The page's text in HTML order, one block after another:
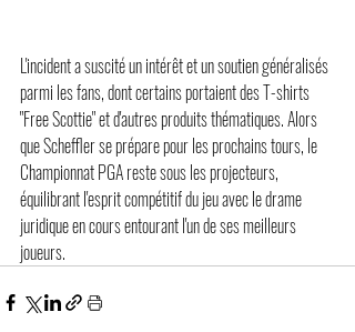
L'incident a suscité un intérêt et un soutien généralisés
parmi les fans, dont certains portaient des T-shirts
"Free Scottie" et d'autres produits thématiques. Alors
que Scheffler se prépare pour les prochains tours, le
Championnat PGA reste sous les projecteurs,
équilibrant l'esprit compétitif du jeu avec le drame
juridique en cours entourant l'un de ses meilleurs
joueurs.